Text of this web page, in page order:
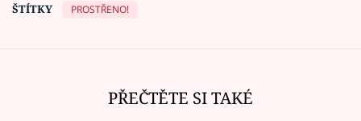
ŠTÍTKY
PROSTŘENO!
PŘEČTĚTE SI TAKÉ